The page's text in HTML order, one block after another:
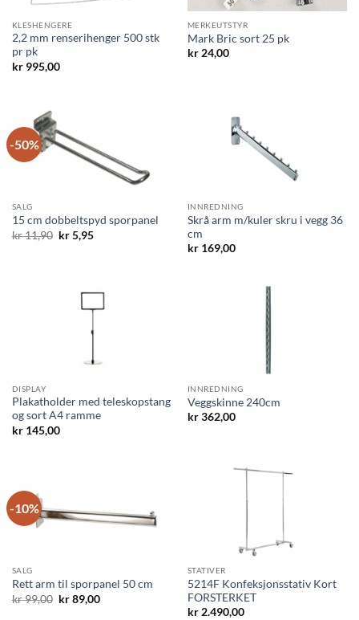
KLESHENGERE
2,2 mm renserihenger 500 stk
pr pk
kr995,00
MERKEUTSTYR
Mark Bric sort 25 pk
kr24,00
-50%
SALG
15 cm dobbeltspyd sporpanel
kr11,90 Opprinnelig
kr5,95Nåværende
INNREDNING
Skrå arm m/kuler skru i vegg 36
cm
kr169,00
DISPLAY
Plakatholder med teleskopstang
og sort A4 ramme
kr145,00
INNREDNING
Veggskinne 240cm
kr362,00
-10%
SALG
Rett arm til sporpanel 50 cm
kr99,00 Opprinnelig
kr89,00Nåværende
STATIVER
5214F Konfeksjonsstativ Kort
FORSTERKET
kr2.490,00